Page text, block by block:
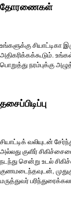
தோரணைகள்
உங்களுக்கு சியாட்டிகா
அதிகரிக்கக்கூடும்.
பொறுத்து நரம்புக்கு
தசைப்பிடிப்பு
சியாட்டிக் வலியுடன்
அல்லது குளிர்
நடந்து சென்று உடல்
குணமடைந்தவுடன்,
மருத்துவர்